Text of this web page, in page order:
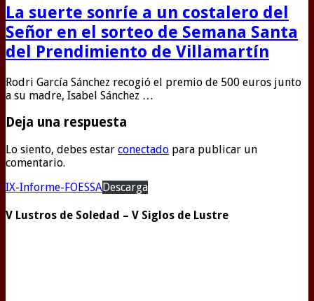
La suerte sonríe a un costalero del
Señor en el sorteo de Semana Santa
del Prendimiento de Villamartín
Rodri García Sánchez recogió el premio de 500 euros junto
a su madre, Isabel Sánchez …
Deja una respuesta
Lo siento, debes estar conectado para publicar un
comentario.
IX-Informe-FOESSADescarga
V Lustros de Soledad – V Siglos de Lustre